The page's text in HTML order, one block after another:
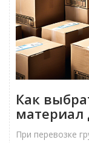
Как
материал
При перевозке